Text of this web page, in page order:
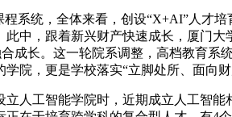
统，全体来看，创设“X+AI”人才培
中，跟着新兴财产快速成长，厦门
长。这一轮院系调整，高档教育系
院，更是学校落实“立脚处所、面向
工智能学院时，近期成立人工智能